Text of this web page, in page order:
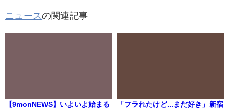
ニュースの関連記事
【9monNEWS】いよいよ始まる 「フラれたけど...まだ好き」新宿